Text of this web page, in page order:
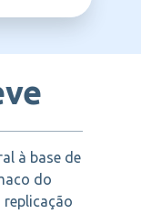
à base de
do
replicação